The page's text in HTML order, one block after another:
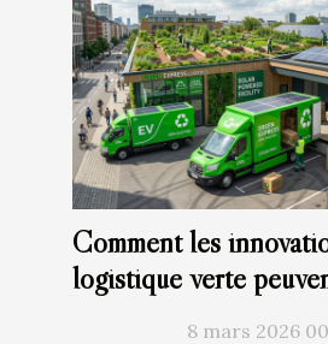
Comment les
logistique verte
révolutionner votre
8 mars 2026